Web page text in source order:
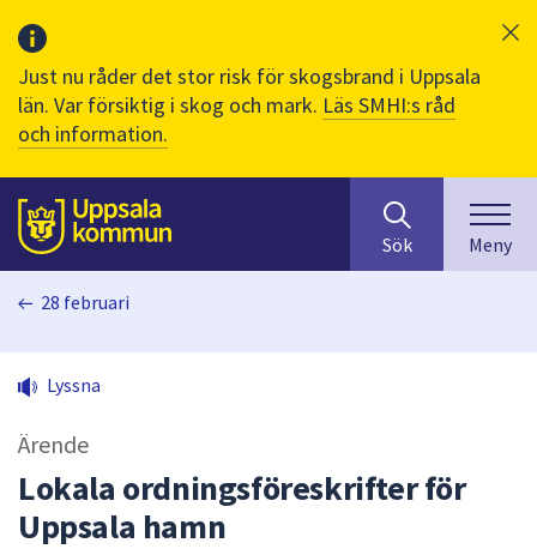
Just nu råder det stor risk för skogsbrand i Uppsala
län. Var försiktig i skog och mark. Läs SMHI:s råd
och information.
Till sidans
huvudinnehåll
efter
innehåll
på
sökfältet
kommer
Sök Meny
28 februari
Lyssna
Ärende
Lokala ordningsföreskrifter för
Uppsala hamn